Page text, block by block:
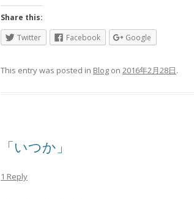
Share this:
Twitter
Facebook Google
This entry was posted in Blog on 2016年2月28日.
「いつか」
1 Reply